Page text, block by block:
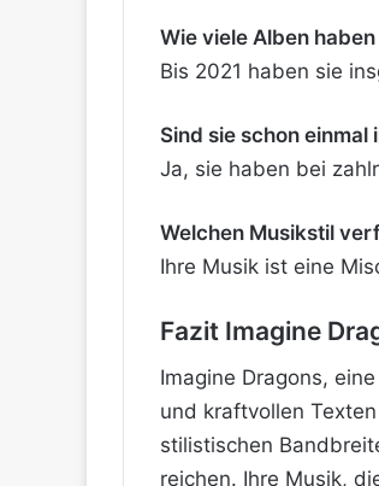
Wie viele Alben
Bis 2021 haben sie
Sind sie schon
Ja, sie haben bei
Welchen Musikstil
Ihre Musik ist eine
Fazit Imagine
Imagine Dragons,
und kraftvollen
stilistischen
reichen. Ihre Musik,